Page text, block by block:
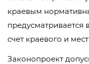
краевым
счет краевого и
Законопроект